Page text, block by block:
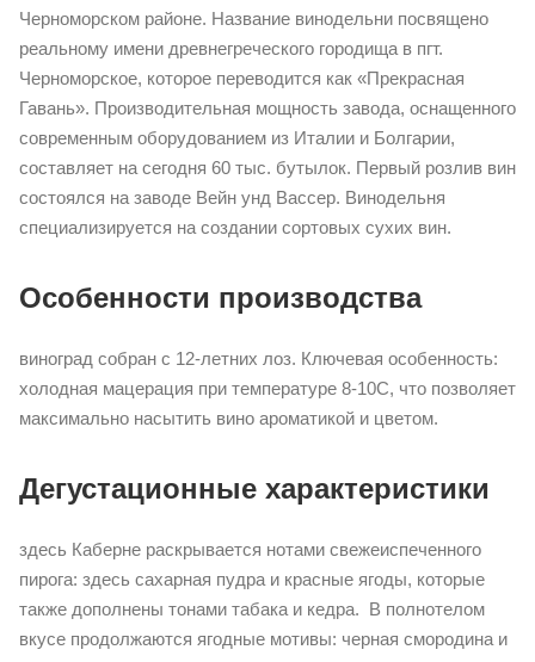
Черноморском районе. Название винодельни посвящено
реальному имени древнегреческого городища в пгт.
Черноморское, которое переводится как «Прекрасная
Гавань». Производительная мощность завода, оснащенного
современным оборудованием из Италии и Болгарии,
составляет на сегодня 60 тыс. бутылок. Первый розлив вин
состоялся на заводе Вейн унд Вассер. Винодельня
специализируется на создании сортовых сухих вин.
Особенности производства
виноград собран с 12-летних лоз. Ключевая особенность:
холодная мацерация при температуре 8-10С, что позволяет
максимально насытить вино ароматикой и цветом.
Дегустационные характеристики
здесь Каберне раскрывается нотами свежеиспеченного
пирога: здесь сахарная пудра и красные ягоды, которые
также дополнены тонами табака и кедра. В полнотелом
вкусе продолжаются ягодные мотивы: черная смородина и